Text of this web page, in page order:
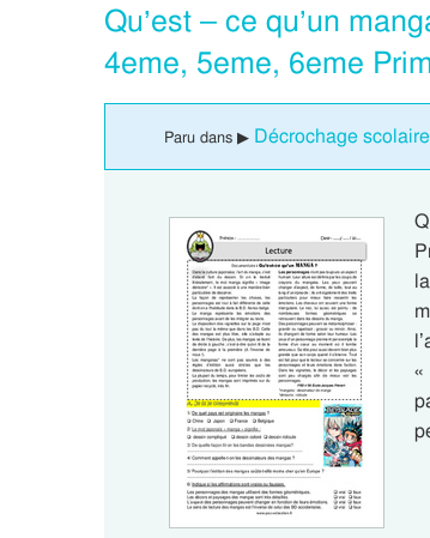
Qu’est – ce qu’un
4eme, 5eme, 6eme
Paru dans ▶ Décrochage